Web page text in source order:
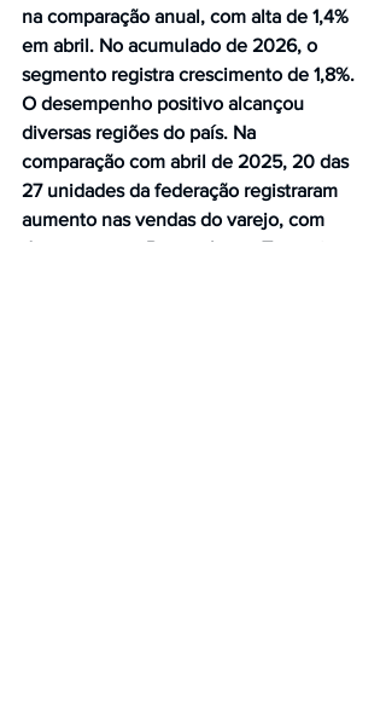
na comparação anual, com alta de 1,4%
em abril. No acumulado de 2026, o
segmento registra crescimento de 1,8%.
O desempenho positivo alcançou
diversas regiões do país. Na
comparação com abril de 2025, 20 das
27 unidades da federação registraram
aumento nas vendas do varejo, com
destaque para Pernambuco, Tocantins e